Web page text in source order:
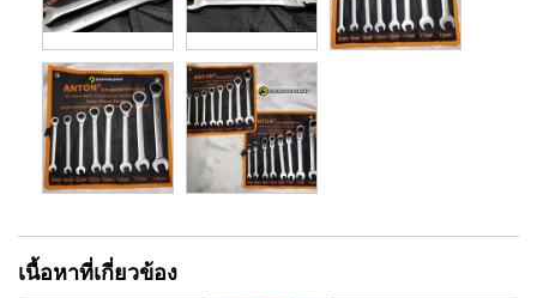
เนื้อหาที่เกี่ยวข้อง